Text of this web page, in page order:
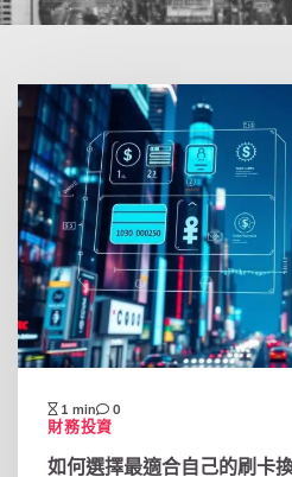
1 min 0
財務投資
如何選擇最適合自己的刷卡